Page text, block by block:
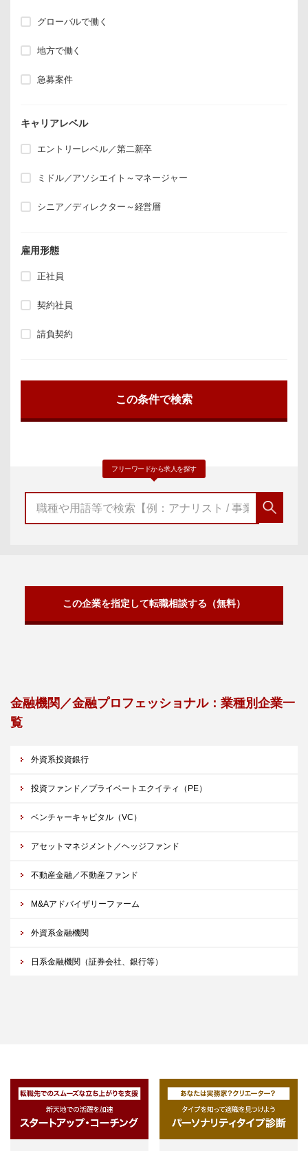
グローバルで働く
地方で働く
急募案件
キャリアレベル
エントリーレベル／第二新卒
ミドル／アソシエイト～マネージャー
シニア／ディレクター～経営層
雇用形態
正社員
契約社員
請負契約
フリーワードから求人を探す
この企業を指定して転職相談する（無料）
金融機関／金融プロフェッショナル：業種別企業一
覧
外資系投資銀行
投資ファンド／プライベートエクイティ（PE）
ベンチャーキャピタル（VC）
アセットマネジメント／ヘッジファンド
不動産金融／不動産ファンド
M&Aアドバイザリーファーム
外資系金融機関
日系金融機関（証券会社、銀行等）